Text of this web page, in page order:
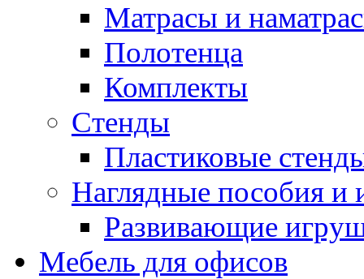
Матрасы и
Полотенца
Комплекты
Стенды
Пластиковые
Наглядные пособия и
Развивающие
Мебель для офисов